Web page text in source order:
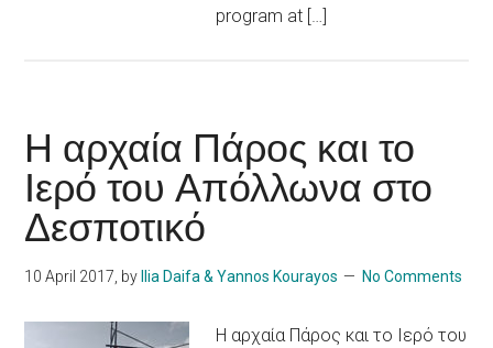
program at […]
Η αρχαία Πάρος και το
Ιερό του Απόλλωνα στο
Δεσποτικό
10 April 2017, by Ilia Daifa & Yannos Kourayos No Comments
Η αρχαία Πάρος και το Ιερό του